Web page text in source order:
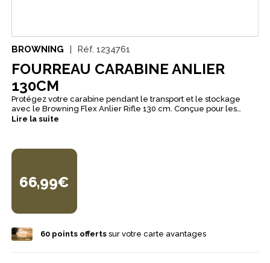
BROWNING Réf. 1234761
FOURREAU CARABINE ANLIER
130CM
Protégez votre carabine pendant le transport et le stockage
avec le Browning Flex Anlier Rifle 130 cm. Conçue pour les
armes longues jusqu’à 130 cm, cette housse combine
fermeture zippée intégrale pour garantir une protection
complète contre les chocs et l’humidité légère.
Lire la suite
66,99€
60points offertssur votre carte avantages